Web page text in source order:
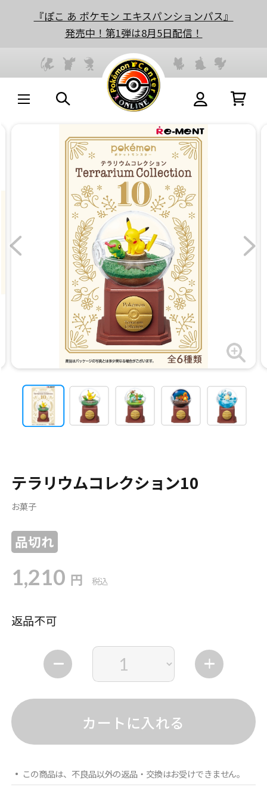
『ぽこ あ ポケモン エキスパンションパス』
発売中！第1弾は8月5日配信！
テラリウムコレクション10
お菓子
品切れ
1,210 円 税込
返品不可
カートに入れる
この商品は、不良品以外の返品・交換はお受けできません。